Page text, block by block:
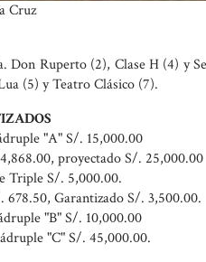
Cruz
Don Ruperto (2), Clase H (4) y
(5) y Teatro Clásico (7).
"A" S/. 15,000.00
proyectado S/. 25,000.00
Triple S/. 5,000.00.
678.50, Garantizado S/. 3,500.00.
"B" S/. 10,000.00
"C" S/. 45,000.00.